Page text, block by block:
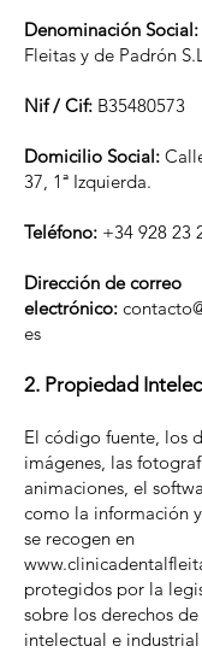
Denominación Social:
Fleitas y de Padrón
Nif / Cif: B35480573
Domicilio Social:
37, 1ª Izquierda.
Teléfono: +34 928 23
Dirección de correo
electrónico:
es
2. Propiedad
El código fuente, los
imágenes, las
animaciones, el
como la información
se recogen en
protegidos por la
sobre los derechos
intelectual e